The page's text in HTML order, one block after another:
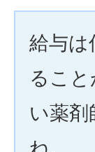
給与は
ること
い薬